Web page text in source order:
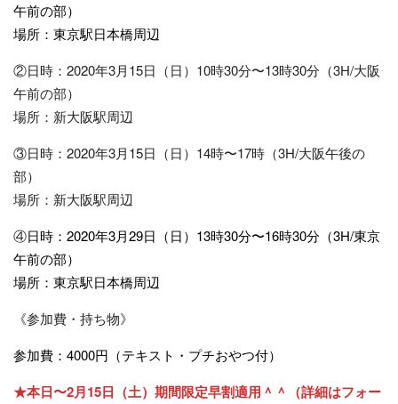
午前の部）
場所：東京駅日本橋周辺
②日時：2020年3月15日（日）10時30分〜13時30分（3H/大阪
午前の部）
場所：新大阪駅周辺
③日時：2020年3月15日（日）14時〜17時（3H/大阪午後の
部）
場所：新大阪駅周辺
④日時：2020年3月29日（日）13時30分〜16時30分（3H/東京
午前の部）
場所：東京駅日本橋周辺
《参加費・持ち物》
参加費： 4000円 （テキスト・プチおやつ付）
★本日〜2月15日（土）期間限定早割適用＾＾（詳細はフォー